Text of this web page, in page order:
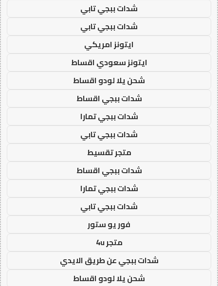
شدات ببجي تابي
شدات ببجي تابي
ايتونز امريكي
ايتونز سعودي اقساط
شحن يلا لودو اقساط
شدات ببجي اقساط
شدات ببجي تمارا
شدات ببجي تابي
متجر تقسيط
شدات ببجي اقساط
شدات ببجي تمارا
شدات ببجي تابي
فور يو ستور
متجر 4u
شدات ببجي عن طريق الايدي
شحن يلا لودو اقساط